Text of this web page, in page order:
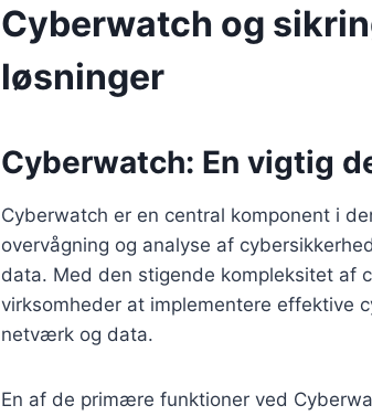
Cyberwatch og
løsninger
Cyberwatch: En vigtig
Cyberwatch er en central komponent i
overvågning og analyse af
data. Med den stigende kompleksitet af
virksomheder at implementere effektive
netværk og data.
En af de primære funktioner ved